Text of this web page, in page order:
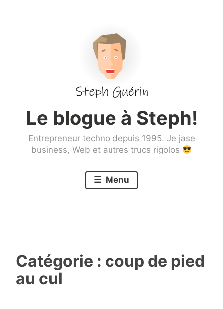
Le blogue à Steph!
Entrepreneur techno depuis 1995. Je jase
business, Web et autres trucs rigolos
Menu
Catégorie : coup de pied
au cul